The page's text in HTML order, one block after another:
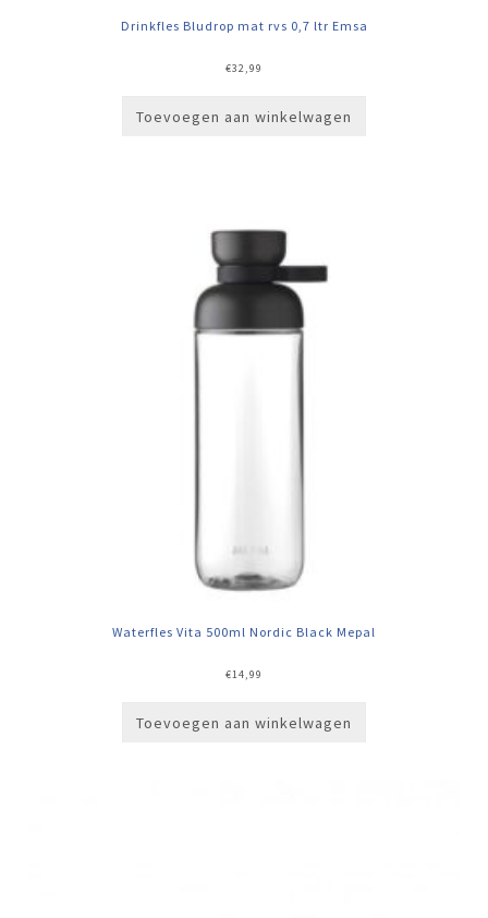
Drinkfles Bludrop mat rvs 0,7 ltr Emsa
€32,99
Toevoegen aan winkelwagen
Waterfles Vita 500ml Nordic Black Mepal
€14,99
Toevoegen aan winkelwagen